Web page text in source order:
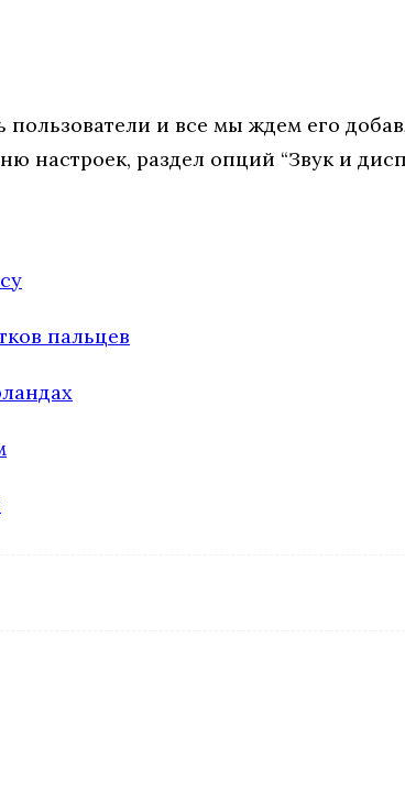
и все мы ждем его
настроек, раздел опций “Звук и
пальцев